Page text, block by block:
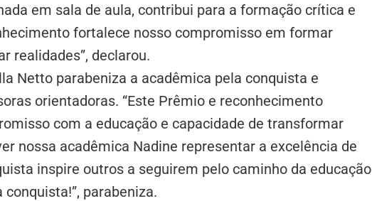
em sala de aula, contribui para a formação crítica e
fortalece nosso compromisso em formar
realidades”, declarou.
Netto parabeniza a acadêmica pela conquista e
orientadoras. “Este Prêmio e reconhecimento
com a educação e capacidade de transformar
nossa acadêmica Nadine representar a excelência de
inspire outros a seguirem pelo caminho da educação
parabeniza.